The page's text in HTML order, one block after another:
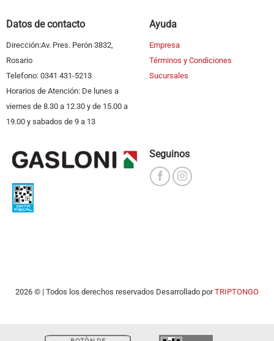
Datos de contacto
Dirección:Av. Pres. Perón 3832,
Rosario
Telefono: 0341 431-5213
Horarios de Atención: De lunes a
viernes de 8.30 a 12.30 y de 15.00 a
19.00 y sabados de 9 a 13
Ayuda
Empresa
Términos y Condiciones
Sucursales
Seguinos
2026 © | Todos los derechos reservados Desarrollado porTRIPTONGO